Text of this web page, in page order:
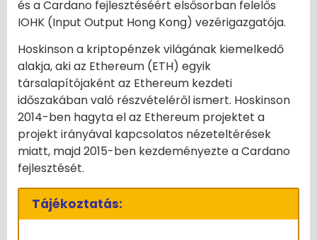
és a Cardano fejlesztéséért elsősorban felelős
IOHK (Input Output Hong Kong) vezérigazgatója.
Hoskinson a kriptopénzek világának kiemelkedő
alakja, aki az Ethereum (ETH) egyik
társalapítójaként az Ethereum kezdeti
időszakában való részvételéről ismert. Hoskinson
2014-ben hagyta el az Ethereum projektet a
projekt irányával kapcsolatos nézeteltérések
miatt, majd 2015-ben kezdeményezte a Cardano
fejlesztését.
Tájékoztatás: